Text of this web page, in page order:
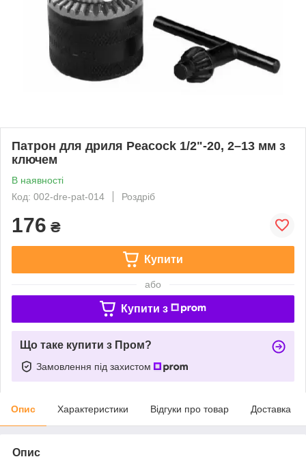
Патрон для дриля Peacock 1/2"-20, 2–13 мм з
ключем
В наявності
Код: 002-dre-pat-014
Роздріб
176 ₴
Купити
або
Купити з
Що таке купити з Пром?
Замовлення під захистом
Опис Характеристики Відгуки про товар Доставка
Опис